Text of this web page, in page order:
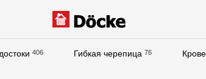
406 Гибкая черепица 76